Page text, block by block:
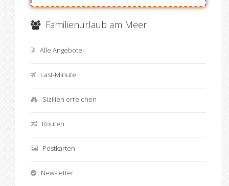
Familienurlaub am Meer
Alle Angebote
Last-Minute
Sizilien erreichen
Routen
Postkarten
Newsletter